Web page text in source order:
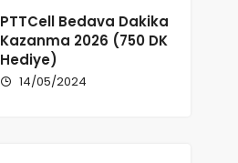
PTTCell Bedava Dakika
Kazanma 2026 (750 DK
Hediye)
14/05/2024